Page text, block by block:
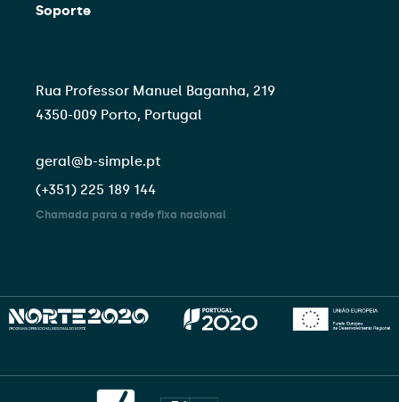
Soporte
Rua Professor Manuel Baganha, 219
4350-009 Porto, Portugal
geral@b-simple.pt
(+351) 225 189 144
Chamada para a rede fixa nacional